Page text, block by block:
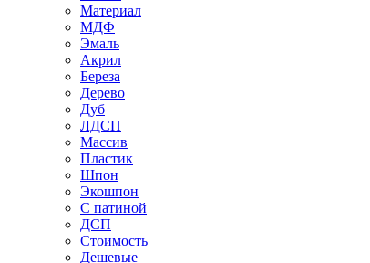
Материал
МДФ
Эмаль
Акрил
Береза
Дерево
Дуб
ЛДСП
Массив
Пластик
Шпон
Экошпон
С патиной
ДСП
Стоимость
Дешевые